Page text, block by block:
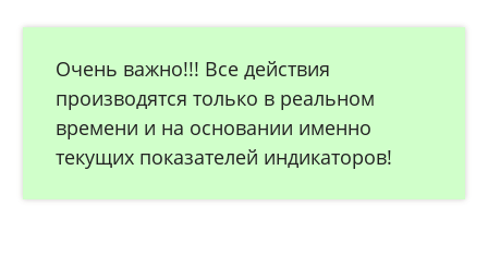
Очень важно!!! Все действия
производятся только в реальном
времени и на основании именно
текущих показателей индикаторов!